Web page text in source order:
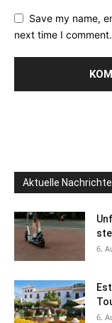
Save my name,
next time I comment.
Aktuelle
6.
6.